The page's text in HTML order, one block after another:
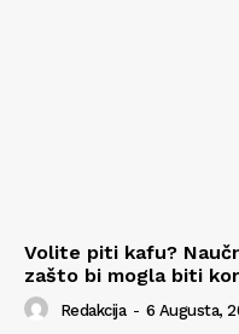
Volite piti kafu?
zašto bi mogla biti
Redakcija - 6 Augusta,